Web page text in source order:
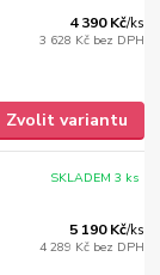
4 390 Kč/ks
3 628 Kč bez DPH
Zvolit variantu
5 190 Kč/ks
4 289 Kč bez DPH
SKLADEM 3 ks